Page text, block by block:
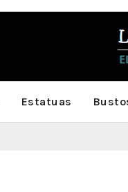
Estatuas